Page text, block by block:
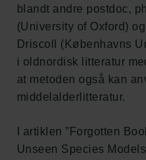
blandt andre postdoc,
(University of Oxford)
Driscoll (Københavns
i oldnordisk litteratur
at metoden også kan
middelalderlitteratur.
I artiklen ”Forgotten
Unseen Species